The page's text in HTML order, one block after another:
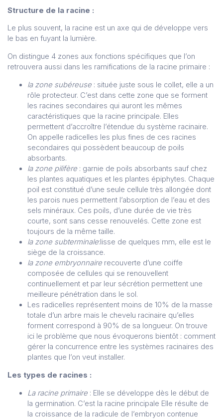
Structure de la racine :
Le plus souvent, la racine est un axe qui de développe vers
le bas en fuyant la lumière.
On distingue 4 zones aux fonctions spécifiques que l’on
retrouvera aussi dans les ramifications de la racine primaire :
la zone subéreuse : située juste sous le collet, elle a un
rôle protecteur. C’est dans cette zone que se forment
les racines secondaires qui auront les mêmes
caractéristiques que la racine principale. Elles
permettent d’accroître l’étendue du système racinaire.
On appelle radicelles les plus fines de ces racines
secondaires qui possèdent beaucoup de poils
absorbants.
la zone pilifère : garnie de poils absorbants sauf chez
les plantes aquatiques et les plantes épiphytes. Chaque
poil est constitué d’une seule cellule très allongée dont
les parois nues permettent l’absorption de l’eau et des
sels minéraux. Ces poils, d’une durée de vie très
courte, sont sans cesse renouvelés. Cette zone est
toujours de la même taille.
la zone subterminale:lisse de quelques mm, elle est le
siège de la croissance.
la zone embryonnaire recouverte d’une coiffe
composée de cellules qui se renouvellent
continuellement et par leur sécrétion permettent une
meilleure pénétration dans le sol.
Les radicelles représentent moins de 10% de la masse
totale d’un arbre mais le chevelu racinaire qu’elles
forment correspond à 90% de sa longueur. On trouve
ici le problème que nous évoquerons bientôt : comment
gérer la concurrence entre les systèmes racinaires des
plantes que l’on veut installer.
Les types de racines :
La racine primaire : Elle se développe dès le début de
la germination. C’est la racine principale Elle résulte de
la croissance de la radicule de l’embryon contenue